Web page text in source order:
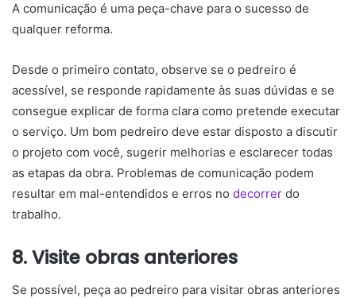
A comunicação é uma peça-chave para o sucesso de
qualquer reforma.
Desde o primeiro contato, observe se o pedreiro é
acessível, se responde rapidamente às suas dúvidas e se
consegue explicar de forma clara como pretende executar
o serviço. Um bom pedreiro deve estar disposto a discutir
o projeto com você, sugerir melhorias e esclarecer todas
as etapas da obra. Problemas de comunicação podem
resultar em mal-entendidos e erros no decorrer do
trabalho.
8. Visite obras anteriores
Se possível, peça ao pedreiro para visitar obras anteriores